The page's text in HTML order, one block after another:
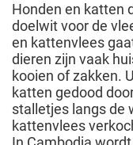
Honden en katten
doelwit voor de
en kattenvlees
dieren zijn vaak
kooien of zakken.
katten gedood
stalletjes langs de
kattenvlees